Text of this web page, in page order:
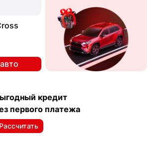
кредит
первого платежа
Рассчитать